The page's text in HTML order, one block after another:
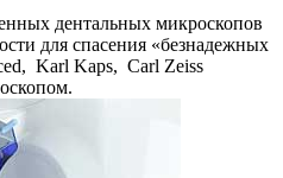
дентальных микроскопов
для спасения «безнадежных
Karl Kaps, Carl Zeiss